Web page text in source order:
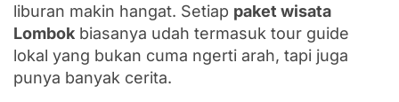
liburan makin hangat. Setiap paket wisata
Lombok biasanya udah termasuk tour guide
lokal yang bukan cuma ngerti arah, tapi juga
punya banyak cerita.